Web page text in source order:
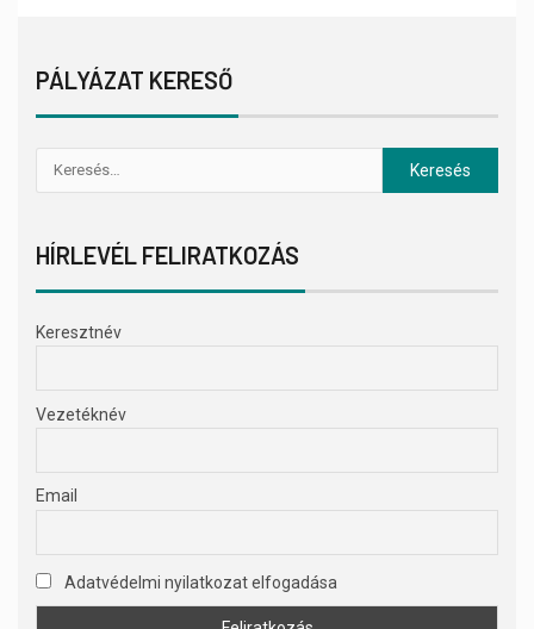
PÁLYÁZAT KERESŐ
HÍRLEVÉL FELIRATKOZÁS
Keresztnév
Vezetéknév
Email
Adatvédelmi nyilatkozat elfogadása